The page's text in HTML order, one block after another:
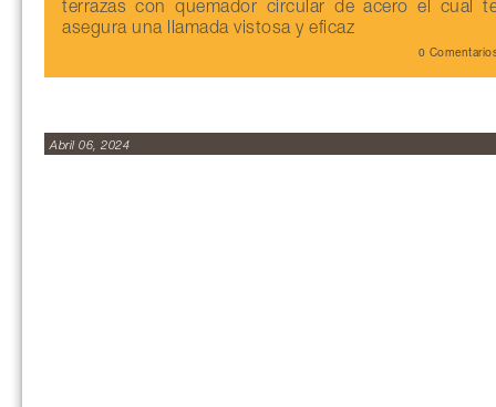
terrazas con quemador circular de acero el cual
asegura una llamada vistosa y eficaz
0
Abril 06, 2024